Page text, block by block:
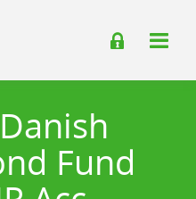
Fund